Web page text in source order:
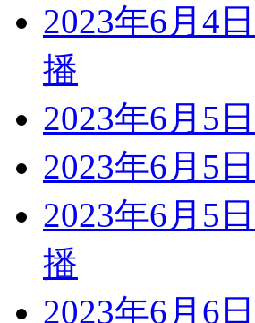
2023年6月4
播
2023年6月5
2023年6月5
2023年6月5
播
2023年6月6